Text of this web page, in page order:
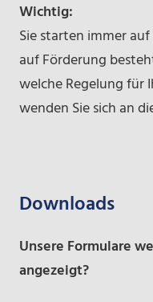
Wichtig:
Sie starten immer
auf Förderung
welche Regelung für
wenden Sie sich an
Downloads
Unsere Formulare
angezeigt?